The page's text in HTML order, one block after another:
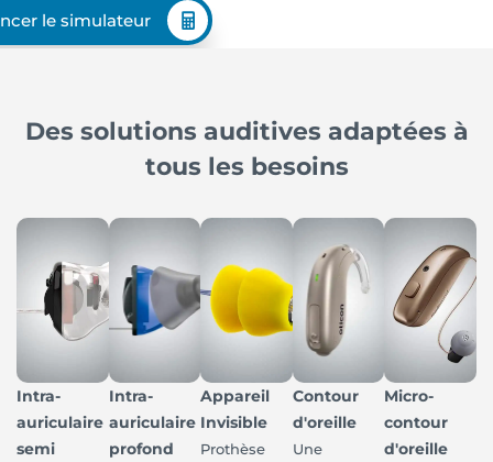
le simulateur
Des solutions auditives adaptées à
tous les besoins
Intra-
auriculaire
semi
Intra-
auriculaire
profond
Appareil
Invisible
Prothèse
Contour
d'oreille
Une
Micro-
contour
d'oreille